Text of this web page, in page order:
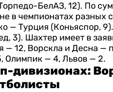
БелАЗ, 12). По
в чемпионатах разных
— Турция (Коньяспор, 9).
3). Шахтер имеет в
— 12, Ворскла и Десна —
Олимпик — 4, Львов — 2.
дивизионах: